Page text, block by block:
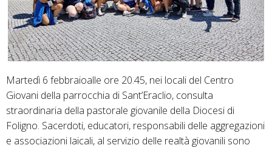
Martedì 6 febbraioalle ore 20.45, nei locali del Centro
Giovani della parrocchia di Sant’Eraclio, consulta
straordinaria della pastorale giovanile della Diocesi di
Foligno. Sacerdoti, educatori, responsabili delle aggregazioni
e associazioni laicali, al servizio delle realtà giovanili sono